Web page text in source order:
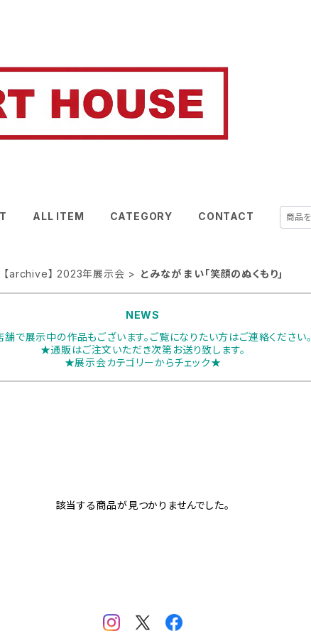
ALL ITEM CATEGORY CONTACT
【archive】 2023年展示会 とみなが まい「笑顔のぬくもり｣
NEWS
で展示中の作品もございます。ご覧になりたい方はご連絡ください。
★通販はご注文いただき次第お送り致します。
★展示会カテゴリーからチェック★
該当する商品が見つかりませんでした。